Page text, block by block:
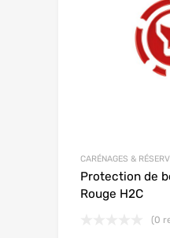
CARÉNAGES &
Protection de
Rouge H2C
(0